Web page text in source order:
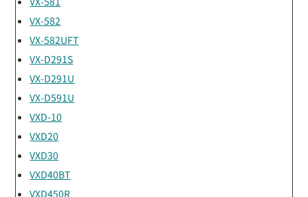
VX-582
VX-582UFT
VX-D291S
VX-D291U
VX-D591U
VXD-10
VXD20
VXD30
VXD40BT
VXD450R